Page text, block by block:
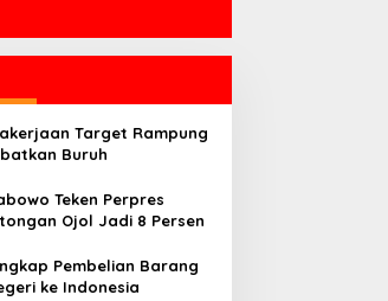
Target Rampung
Buruh
Teken Perpres
Ojol Jadi 8 Persen
Pembelian Barang
ke Indonesia